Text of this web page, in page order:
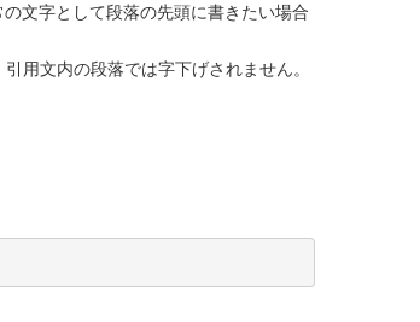
文字として段落の先頭に書きたい場合
用文内の段落では字下げされません。